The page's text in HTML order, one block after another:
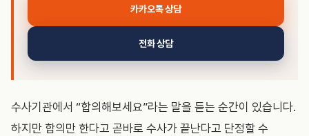
카카오톡 상담
전화 상담
수사기관에서 “합의해보세요”라는 말을 듣는 순간이 있습니다.
하지만 합의만 한다고 곧바로 수사가 끝난다고 단정할 수